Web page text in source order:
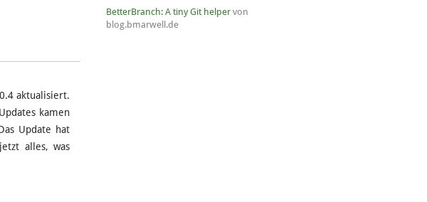
aktualisiert.
kamen
Update hat
alles, was
BetterBranch: A tiny Git helper von
blog.bmarwell.de